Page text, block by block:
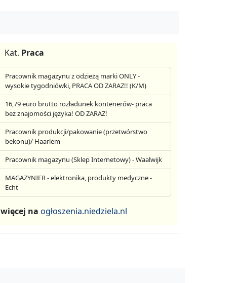
Kat. Praca
Pracownik magazynu z odzieżą marki ONLY -
wysokie tygodniówki, PRACA OD ZARAZ!! (K/M)
16,79 euro brutto rozładunek kontenerów- praca
bez znajomości języka! OD ZARAZ!
Pracownik produkcji/pakowanie (przetwórstwo
bekonu)/ Haarlem
Pracownik magazynu (Sklep Internetowy) - Waalwijk
MAGAZYNIER - elektronika, produkty medyczne -
Echt
więcej na ogłoszenia.niedziela.nl